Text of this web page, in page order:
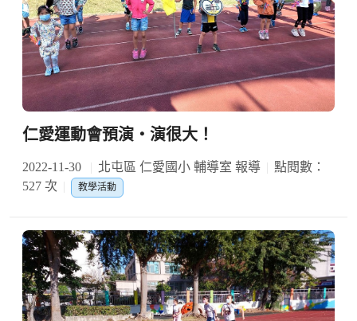
仁愛運動會預演‧演很大！
2022-11-30 北屯區 仁愛國小 輔導室 報導
點閱數：
527 次
教學活動